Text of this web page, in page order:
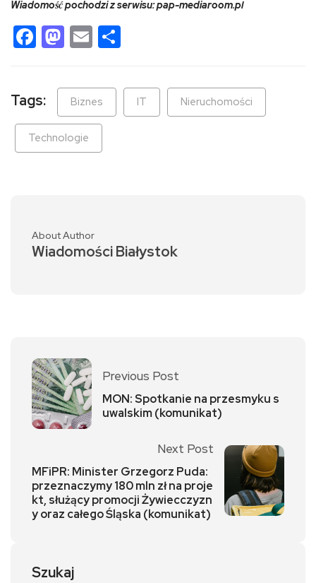
Wiadomość pochodzi z serwisu: pap-mediaroom.pl
Facebook
Mastodon
Email
Tags: Biznes IT Nieruchomości
Technologie
About Author
Wiadomości Białystok
Previous Post
MON: Spotkanie na przesmyku s
uwalskim (komunikat)
Next Post
MFiPR: Minister Grzegorz Puda:
przeznaczymy 180 mln zł na proje
kt, służący promocji Żywiecczyzn
y oraz całego Śląska (komunikat)
Szukaj